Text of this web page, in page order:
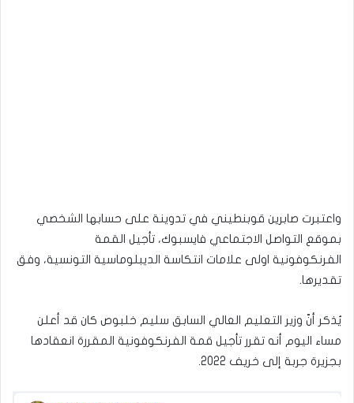
واعتبرت صابرين قوبنطيني في تدوينة على حسابها الشخصي
بموقع التواصل الاجتماعي فايسبوك، تأجيل القمة
الفرنكوفونية اولى علامات انتكاسة الديبلوماسية التونسية، وفق
تقديرها.
يُذكر أنّ وزير التعليم العالي السابق سليم خلبوص كان قد أعلن
مساء اليوم أنه تقرر تأجيل قمة الفرنكوفونية المقررة انعقادها
بجزيرة جربة إلى خريف 2022.